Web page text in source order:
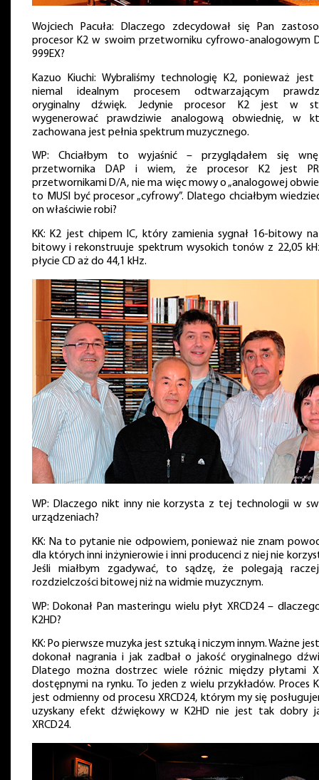
Wojciech Pacuła: Dlaczego zdecydował się Pan
procesor K2 w swoim przetworniku cyfrowo-analogowym
999EX?
Kazuo Kiuchi: Wybraliśmy technologię K2, ponieważ jest
niemal idealnym procesem odtwarzającym
oryginalny dźwięk. Jedynie procesor K2 jest w
wygenerować prawdziwie analogową obwiednię, w
zachowana jest pełnia spektrum muzycznego.
WP: Chciałbym to wyjaśnić – przyglądałem się
przetwornika DAP i wiem, że procesor K2 jest
przetwornikami D/A, nie ma więc mowy o „analogowej
to MUSI być procesor „cyfrowy”. Dlatego chciałbym
on właściwie robi?
KK: K2 jest chipem IC, który zamienia sygnał 16-bitowy
bitowy i rekonstruuje spektrum wysokich tonów z 22,05
płycie CD aż do 44,1 kHz.
WP: Dlaczego nikt inny nie korzysta z tej technologii w
urządzeniach?
KK: Na to pytanie nie odpowiem, ponieważ nie znam
dla których inni inżynierowie i inni producenci z niej nie
Jeśli miałbym zgadywać, to sądzę, że polegają
rozdzielczości bitowej niż na widmie muzycznym.
WP: Dokonał Pan masteringu wielu płyt XRCD24 –
K2HD?
KK: Po pierwsze muzyka jest sztuką i niczym innym. Ważne
dokonał nagrania i jak zadbał o jakość oryginalnego
Dlatego można dostrzec wiele różnic między płytami
dostępnymi na rynku. To jeden z wielu przykładów. Proces
jest odmienny od procesu XRCD24, którym my się
uzyskany efekt dźwiękowy w K2HD nie jest tak dobry
XRCD24.